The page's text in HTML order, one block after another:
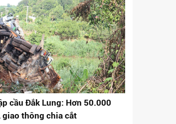
cầu Đắk Lung: Hơn 50.000
giao thông chia cắt